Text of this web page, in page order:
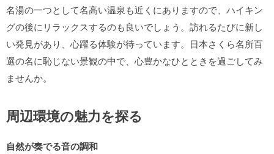
名湯の一つとして名高い温泉も近くにありますので、ハイキン
グの後にリラックスするのも良いでしょう。訪れるたびに新し
い発見があり、心躍る体験が待っています。日本さくら名所百
選の名に恥じない景観の中で、心豊かなひとときを過ごしてみ
ませんか。
周辺環境の魅力を探る
自然が奏でる音の調和